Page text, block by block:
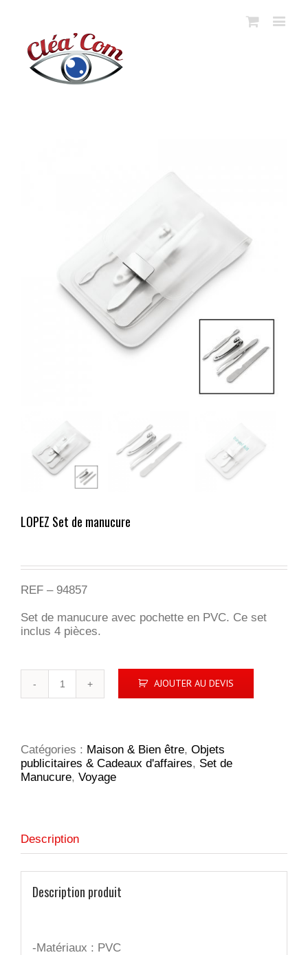
LOPEZ Set de manucure
REF – 94857
Set de manucure avec pochette en PVC. Ce set
inclus 4 pièces.
manucure
AJOUTER AU DEVIS
Catégories : Maison & Bien être, Objets
publicitaires & Cadeaux d'affaires, Set de
Manucure, Voyage
Description
Description produit
-Matériaux : PVC